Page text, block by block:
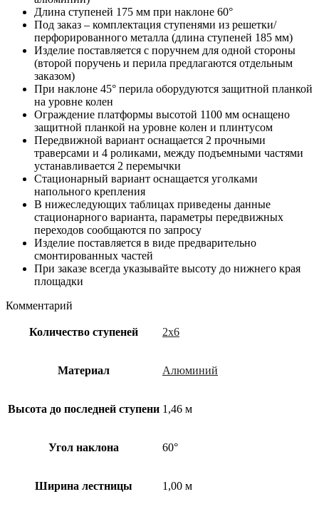
Длина ступеней 175 мм при наклоне 60°
Под заказ – комплектация ступенями из решетки/
перфорированного металла (длина ступеней 185 мм)
Изделие поставляется с поручнем для одной стороны
(второй поручень и перила предлагаются отдельным
заказом)
При наклоне 45° перила оборудуются защитной планкой
на уровне колен
Ограждение платформы высотой 1100 мм оснащено
защитной планкой на уровне колен и плинтусом
Передвижной вариант оснащается 2 прочными
траверсами и 4 роликами, между подъемными частями
устанавливается 2 перемычки
Стационарный вариант оснащается уголками
напольного крепления
В нижеследующих таблицах приведены данные
стационарного варианта, параметры передвижных
переходов сообщаются по запросу
Изделие поставляется в виде предварительно
смонтированных частей
При заказе всегда указывайте высоту до нижнего края
площадки
Комментарий
Количество ступеней 2х6
Материал Алюминий
Высота до последней ступени 1,46 м
Угол наклона 60°
Ширина лестницы 1,00 м